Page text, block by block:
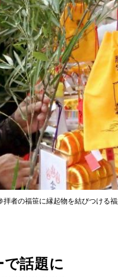
者の福笹に縁起物を結びつける
話題に